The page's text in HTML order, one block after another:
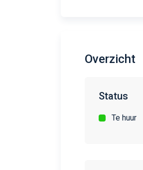
Overzicht
Status
Te huur